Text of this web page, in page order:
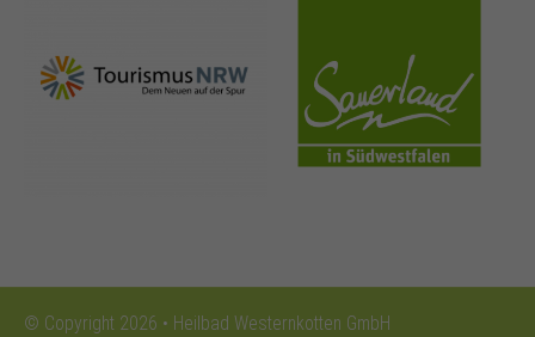
nrw-
tourismus.de
sauerland.co
m
© Copyright 2026 • Heilbad Westernkotten GmbH